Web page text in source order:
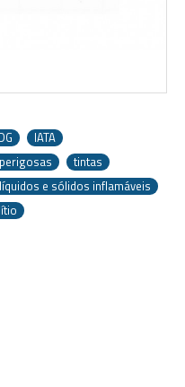
IATA
tintas
líquidos e sólidos inflamáveis